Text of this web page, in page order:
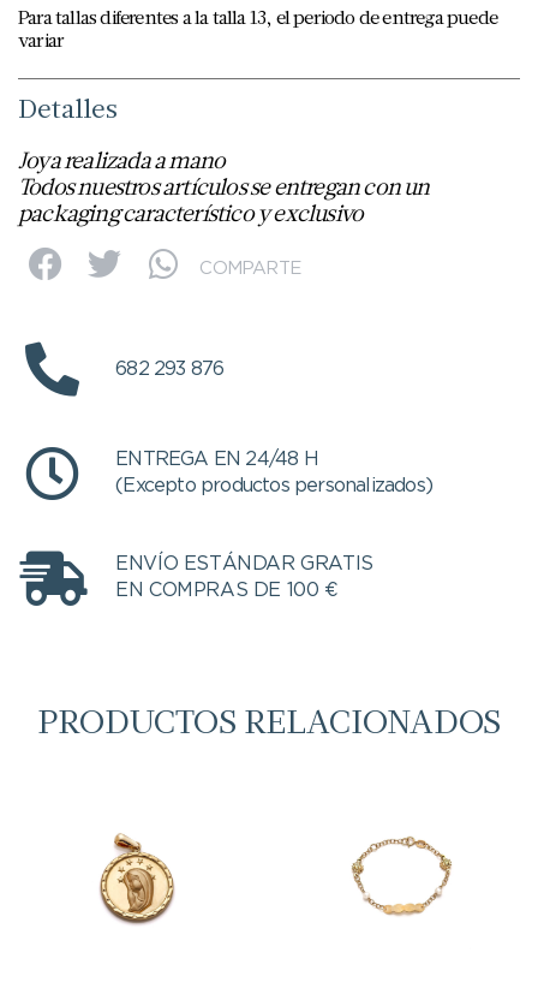
Para tallas diferentes a la talla 13, el periodo de entrega puede
variar
Detalles
Joya realizada a mano
Todos nuestros artículos se entregan con un
packaging característico y exclusivo
COMPARTE
682 293 876
ENTREGA EN 24/48 H
(Excepto productos personalizados)
ENVÍO ESTÁNDAR GRATIS
EN COMPRAS DE 100 €
PRODUCTOS RELACIONADOS